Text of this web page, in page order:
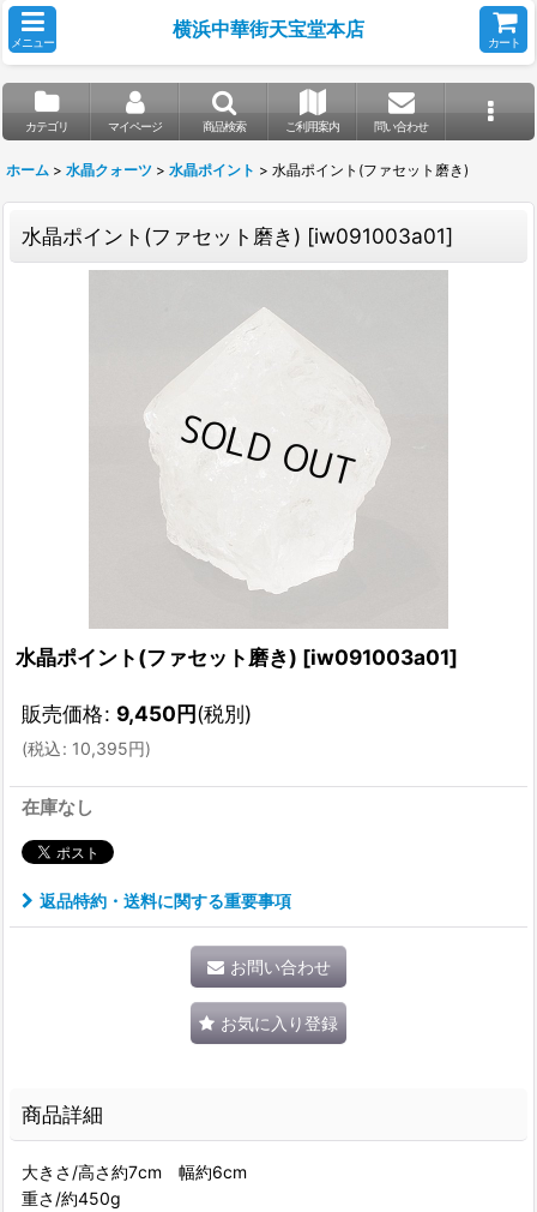
メニュー
横浜中華街天宝堂本店
カート
カテゴリ マイページ 商品検索 ご利用案内 問い合わせ
ホーム > 水晶クォーツ > 水晶ポイント > 水晶ポイント(ファセット磨き)
水晶ポイント(ファセット磨き) [iw091003a01]
水晶ポイント(ファセット磨き) [iw091003a01]
販売価格: 9,450円(税別)
(税込: 10,395円)
在庫なし
返品特約・送料に関する重要事項
お問い合わせ
お気に入り登録
商品詳細
大きさ/高さ約7cm 幅約6cm
重さ/約450g